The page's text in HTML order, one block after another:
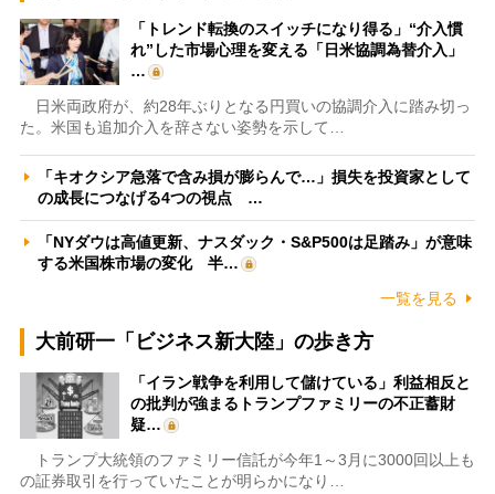
「トレンド転換のスイッチになり得る」“介入慣
れ”した市場心理を変える「日米協調為替介入」
…
日米両政府が、約28年ぶりとなる円買いの協調介入に踏み切っ
た。米国も追加介入を辞さない姿勢を示して…
「キオクシア急落で含み損が膨らんで…」損失を投資家として
の成長につなげる4つの視点 …
「NYダウは高値更新、ナスダック・S&P500は足踏み」が意味
する米国株市場の変化 半…
一覧を見る
大前研一「ビジネス新大陸」の歩き方
「イラン戦争を利用して儲けている」利益相反と
の批判が強まるトランプファミリーの不正蓄財
疑…
トランプ大統領のファミリー信託が今年1～3月に3000回以上も
の証券取引を行っていたことが明らかになり…